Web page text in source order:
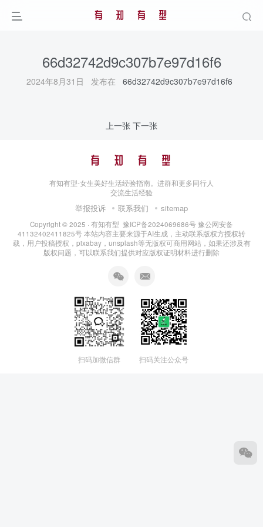
66d32742d9c307b7e97d16f6
2024年8月31日 发布在 66d32742d9c307b7e97d16f6
上一张 下一张
有知有型-女生美好生活经验指南。进群和更多同行人
交流生活经验
举报投诉 联系我们 sitemap
Copyright © 2025 · 有知有型 豫ICP备2024069686号 豫公网安备
41132402411825号本站内容主要来源于AI生成，主动联系版权方授权转
载，用户投稿授权，pixabay，unsplash等无版权可商用网站，如果还涉及有
版权问题，可以联系我们提供对应版权证明材料进行删除
扫码加微信群 扫码关注公众号